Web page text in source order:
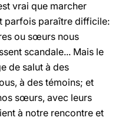
vrai que marcher
parfois paraître difficile:
ou sœurs nous
scandale... Mais le
de salut à des
à des témoins; et
sœurs, avec leurs
à notre rencontre et